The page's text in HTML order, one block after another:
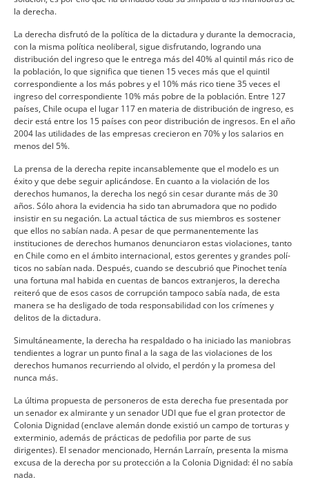
la derecha.
La derecha disfrutó de la polí­tica de la dictadura y durante la democracia,
con la misma polí­tica neoliberal, sigue disfrutando, logrando una
distribución del ingreso que le entrega más del 40% al quintil más rico de
la población, lo que significa que tienen 15 veces más que el quintil
correspondiente a los más pobres y el 10% más rico tiene 35 veces el
ingreso del correspondiente 10% más pobre de la población. Entre 127
paí­ses, Chile ocupa el lugar 117 en materia de distribución de ingreso, es
decir está entre los 15 paí­ses con peor distribución de ingresos. En el año
2004 las utilidades de las empresas crecieron en 70% y los salarios en
menos del 5%.
La prensa de la derecha repite incansablemente que el modelo es un
éxito y que debe seguir aplicándose. En cuanto a la violación de los
derechos humanos, la derecha los negó sin cesar durante más de 30
años. Sólo ahora la evidencia ha sido tan abrumadora que no podido
insistir en su negación. La actual táctica de sus miembros es sostener
que ellos no sabí­an nada. A pesar de que permanentemente las
instituciones de derechos humanos denunciaron estas violaciones, tanto
en Chile como en el ámbito internacional, estos gerentes y grandes polí­
ticos no sabí­an nada. Después, cuando se descubrió que Pinochet tení­a
una fortuna mal habida en cuentas de bancos extranjeros, la derecha
reiteró que de esos casos de corrupción tampoco sabí­a nada, de esta
manera se ha desligado de toda responsabilidad con los crí­menes y
delitos de la dictadura.
Simultáneamente, la derecha ha respaldado o ha iniciado las maniobras
tendientes a lograr un punto final a la saga de las violaciones de los
derechos humanos recurriendo al olvido, el perdón y la promesa del
nunca más.
La última propuesta de personeros de esta derecha fue presentada por
un senador ex almirante y un senador UDI que fue el gran protector de
Colonia Dignidad (enclave alemán donde existió un campo de torturas y
exterminio, además de prácticas de pedofilia por parte de sus
dirigentes). El senador mencionado, Hernán Larraí­n, presenta la misma
excusa de la derecha por su protección a la Colonia Dignidad: él no sabí­a
nada.